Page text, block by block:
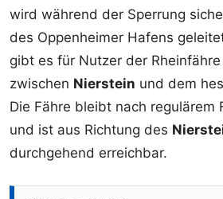
wird während der Sperrung
des Oppenheimer Hafens
gibt es für Nutzer der
zwischen Nierstein und dem
Die Fähre bleibt nach regulärem
und ist aus Richtung des
durchgehend erreichbar.